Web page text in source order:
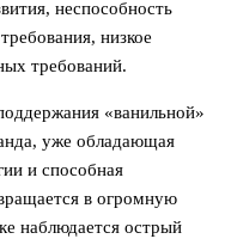
неспособность
низкое
требований.
«ванильной»
уже обладающая
и способная
в огромную
наблюдается острый